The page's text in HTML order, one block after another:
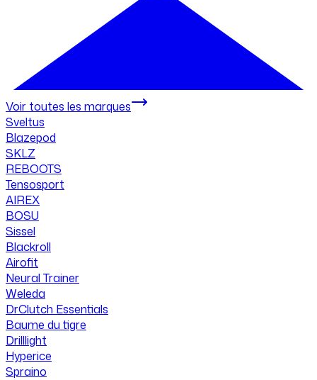
Voir toutes les marques
Sveltus
Blazepod
SKLZ
REBOOTS
Tensosport
AIREX
BOSU
Sissel
Blackroll
Airofit
Neural Trainer
Weleda
DrClutch Essentials
Baume du tigre
Drilllight
Hyperice
Spraino